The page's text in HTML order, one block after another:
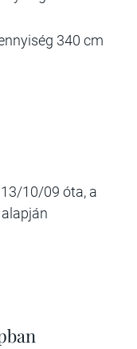
340 cm
10/09 óta, a